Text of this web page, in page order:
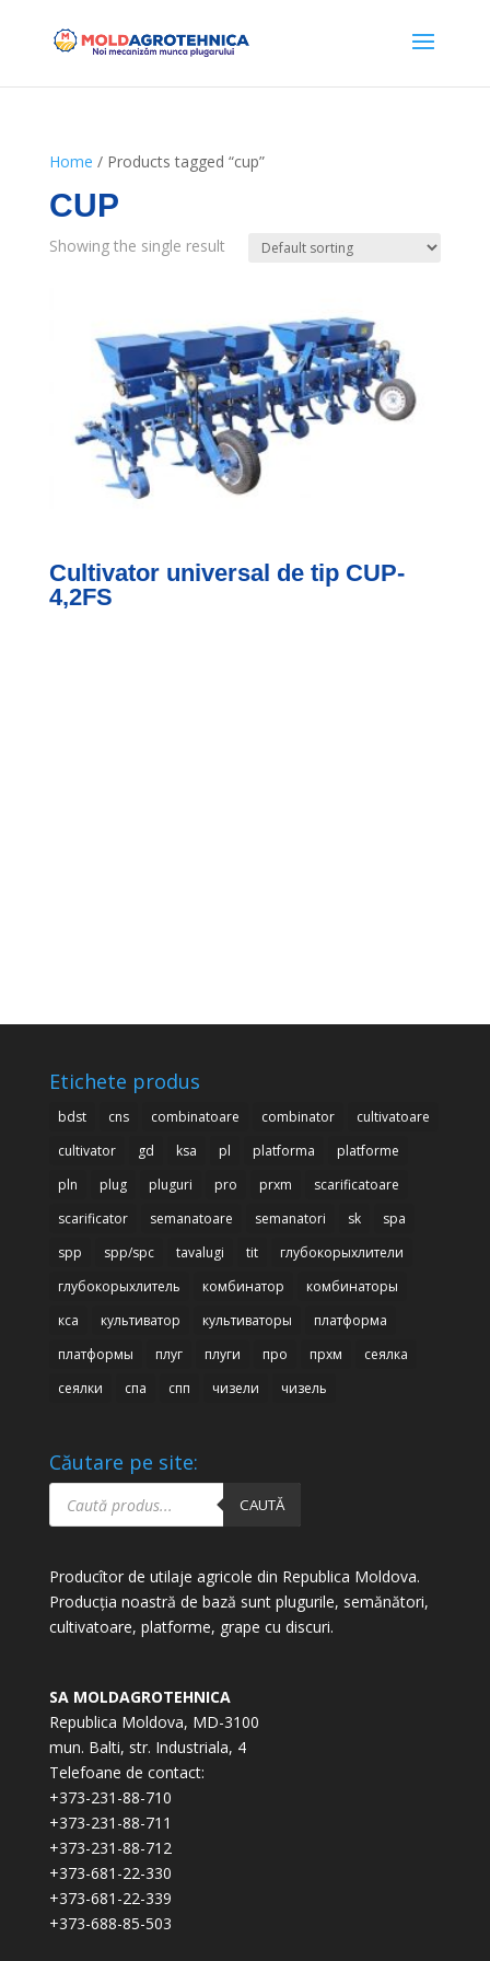
Home / Products tagged “cup”
CUP
Showing the single result
Cultivator universal de tip CUP-
4,2FS
Etichete produs
bdst cns combinatoare combinator
cultivatoare
cultivator
gd ksa pl platforma
platforme
pln
plug pluguri pro prxm
scarificatoare
scarificator
semanatoare semanatori sk
spa
spp
spp/spc tavalugi tit
глубокорыхлители
глубокорыхлитель
комбинатор
комбинаторы
кса
культиватор культиваторы
платформа
платформы
плуг плуги про прхм
сеялка
сеялки
спа спп чизели чизель
Căutare pe site:
Products
search CAUTĂ
Producîtor de utilaje agricole din Republica Moldova.
Producția noastră de bază sunt plugurile, semănători,
cultivatoare, platforme, grape cu discuri.
SA MOLDAGROTEHNICA
Republica Moldova, MD-3100
mun. Balti, str. Industriala, 4
Telefoane de contact:
+373-231-88-710
+373-231-88-711
+373-231-88-712
+373-681-22-330
+373-681-22-339
+373-688-85-503